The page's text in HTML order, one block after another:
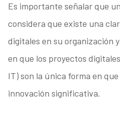
Es importante señalar que
considera que existe una
digitales en su organización
en que los proyectos
IT) son la única forma en
innovación significativa.